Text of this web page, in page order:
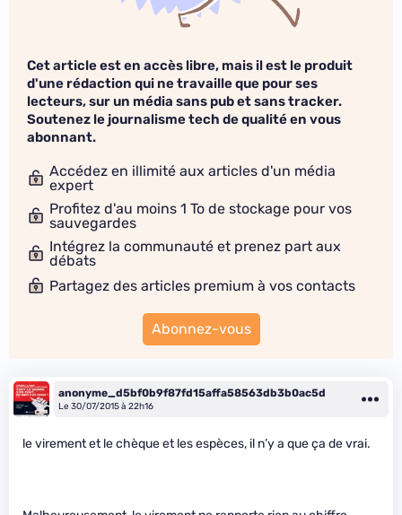
Cet article est en accès libre, mais il est le produit
d'une rédaction qui ne travaille que pour ses
lecteurs, sur un média sans pub et sans tracker.
Soutenez le journalisme tech de qualité en vous
abonnant.
Accédez en illimité aux articles d'un média
expert
Profitez d'au moins 1 To de stockage pour vos
sauvegardes
Intégrez la communauté et prenez part aux
débats
Partagez des articles premium à vos contacts
Abonnez-vous
anonyme_d5bf0b9f87fd15affa58563db3b0ac5d
Le 30/07/2015 à 22h16
le virement et le chèque et les espèces, il n’y a que ça de vrai.